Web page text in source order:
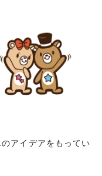
アイデアをもってい